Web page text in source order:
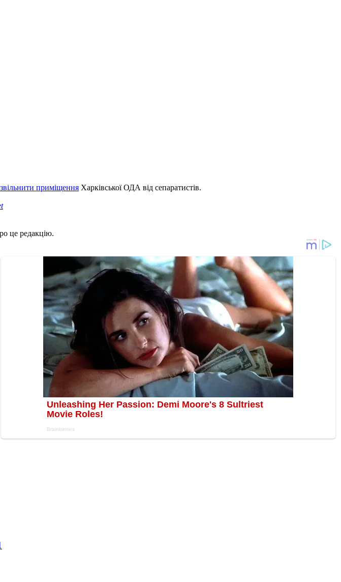
приміщення Харківської ОДА від сепаратистів.
це редакцію.